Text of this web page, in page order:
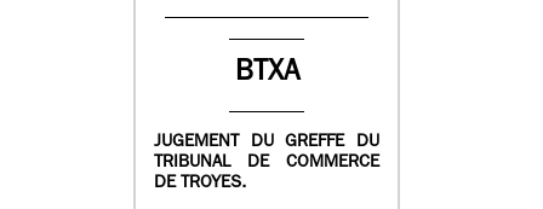
BTXA
JUGEMENT DU GREFFE DU
TRIBUNAL DE COMMERCE
DE TROYES.